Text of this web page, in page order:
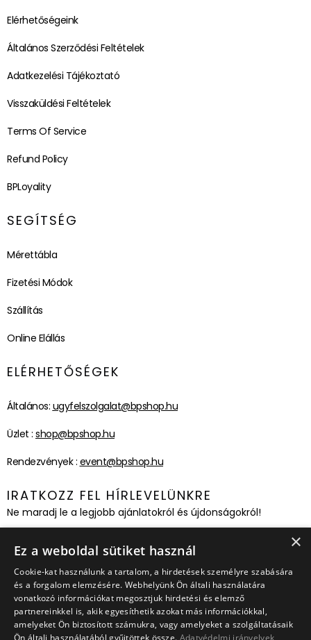
Elérhetőségeink
Általános Szerződési Feltételek
Adatkezelési Tájékoztató
Visszaküldési Feltételek
Terms Of Service
Refund Policy
BPLoyality
SEGÍTSÉG
Mérettábla
Fizetési Módok
Szállítás
Online Elállás
ELÉRHETŐSÉGEK
Általános: ugyfelszolgalat@bpshop.hu
Üzlet : shop@bpshop.hu
Rendezvények : event@bpshop.hu
IRATKOZZ FEL HÍRLEVELÜNKRE
Ne maradj le a legjobb ajánlatokról és újdonságokról!
Feliratkozom! ×
Ez a weboldal sütiket használ
Cookie-kat használunk a tartalom, a hirdetések személyre szabására
és a forgalom elemzésére. Webhelyünk Ön általi használatára
vonatkozó információkat megosztjuk hirdetési és elemző
partnereinkkel is, akik egyesíthetik azokat más információkkal,
amelyeket Ön biztosított számukra, vagy amelyeket a szolgáltatásaik
Ön általi használatából gyűjtöttek össze. Adatvédelmi irányelvek